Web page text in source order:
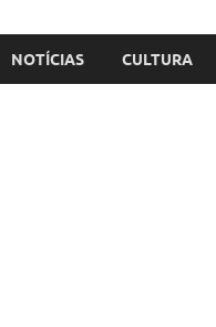
NOTÍCIAS CULTURA